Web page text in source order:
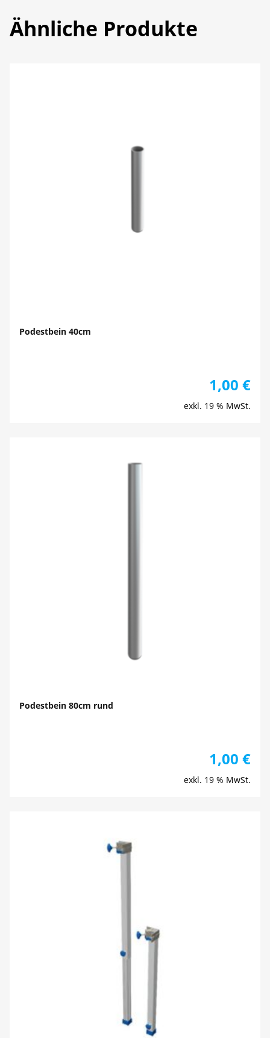
Ähnliche Produkte
Podestbein 40cm
1,00 €
exkl. 19 % MwSt.
Podestbein 80cm rund
1,00 €
exkl. 19 % MwSt.